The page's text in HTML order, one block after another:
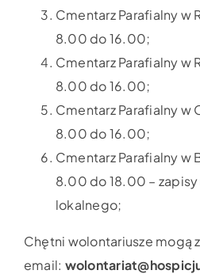
Cmentarz Parafialny w
8.00 do 16.00;
Cmentarz Parafialny w
8.00 do 16.00;
Cmentarz Parafialny w
8.00 do 16.00;
Cmentarz Parafialny w
8.00 do 18.00 –
lokalnego;
Chętni wolontariusze mogą
email: